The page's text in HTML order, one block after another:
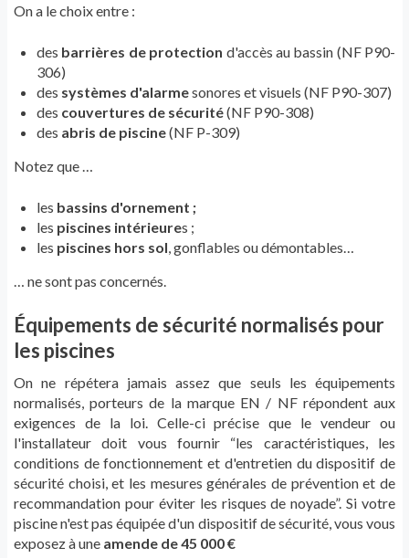
On a le choix entre :
des barrières de protection d'accès au bassin (NF P90-
306)
des systèmes d'alarmesonores et visuels (NF P90-307)
des couvertures de sécurité(NF P90-308)
des abris de piscine(NF P-309)
Notez que …
les bassins d'ornement ;
les piscines intérieures ;
les piscines hors sol, gonflables ou démontables…
… ne sont pas concernés.
Équipements de sécurité normalisés pour
les piscines
On ne répétera jamais assez que seuls les équipements
normalisés, porteurs de la marque EN / NF répondent aux
exigences de la loi. Celle-ci précise que le vendeur ou
l'installateur doit vous fournir “les caractéristiques, les
conditions de fonctionnement et d'entretien du dispositif de
sécurité choisi, et les mesures générales de prévention et de
recommandation pour éviter les risques de noyade”. Si votre
piscine n'est pas équipée d'un dispositif de sécurité, vous vous
exposez à une amende de45 000 €